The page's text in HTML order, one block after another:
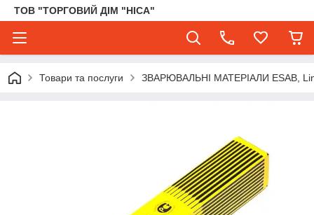
ТОВ "ТОРГОВИЙ ДІМ "НІСА"
Товари та послуги ЗВАРЮВАЛЬНІ МАТЕРІАЛИ ESAB,